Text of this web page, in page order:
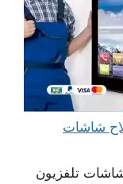
55880595 إصلاح شاشات
تلفزيون